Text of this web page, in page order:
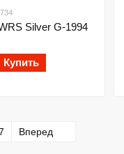
Silver G-1994
Купить
Вперед